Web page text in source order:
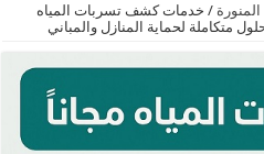
/ خدمات كشف تسربات المياه
متكاملة لحماية المنازل والمباني